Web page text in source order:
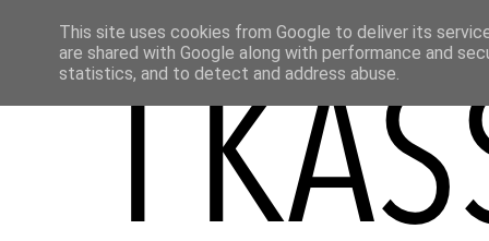
This site uses cookies from Google to deliver its
are shared with Google along with performance and
statistics, and to detect and address abuse.